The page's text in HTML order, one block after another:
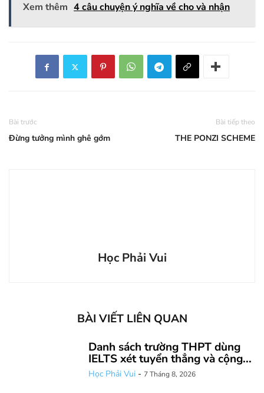
Xem thêm 4 câu chuyện ý nghĩa về cho và nhận
Bài trước
Đừng tưởng mình ghê gớm
Bài tiếp theo
THE PONZI SCHEME
Học Phải Vui
BÀI VIẾT LIÊN QUAN
Danh sách trường THPT dùng
IELTS xét tuyển thẳng và cộng...
Học Phải Vui - 7 Tháng 8, 2026